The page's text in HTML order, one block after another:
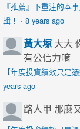
『推薦』下重注的本
輯！ · 8 years ago
黃大塚 大大
有公信力唷
【年度投資績效只是
years ago
路人甲 那麼